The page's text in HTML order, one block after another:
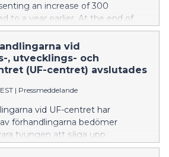
an increase of 300
to a year earlier. At the end of
352,000 unemployed
people were included in the
The figures are
Bulletin published by the
vid
, utvecklings- och
(UF-centret) avslutades
| Pressmeddelande
vid UF-centret har
förhandlingarna bedömer
tvungen att säga upp